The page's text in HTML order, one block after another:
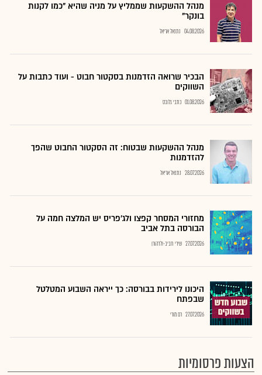
מנהל ההשקעות שממליץ על מניה שהיא "כמו לקנות
בונקר"
04.08.2026 נתנאל אריאל
הבכיר שרואה הזדמנות בסקטור חבוט - ועוד כתבות על
השווקים
01.08.2026 כתבי גלובס
מנהל ההשקעות שבטוח: זה הסקטור החבוט שהפך
להזדמנות
28.07.2026 נתנאל אריאל
מחזורי המסחר קפצו ולג'פריס יש המלצה חמה על
הבורסה בתל אביב
27.07.2026 שירי חביב-ולדהורן
היכונו לירידות בבורסה: כך ייראה השבוע המטלטל
שבפתח
27.07.2026 רם מורי
הצעות פרסומיות